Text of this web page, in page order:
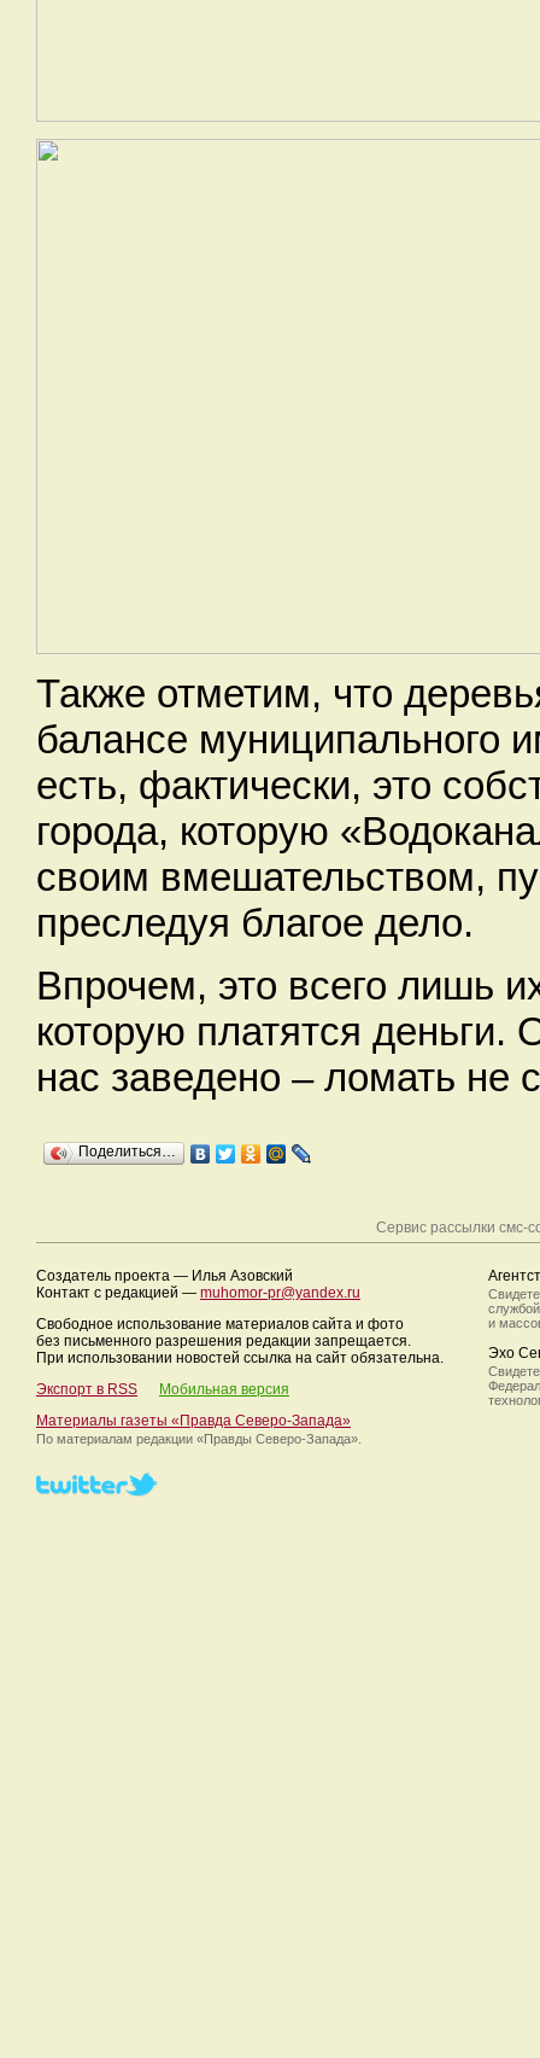
Также отметим, что
балансе муниципального
есть, фактически, это
города, которую
своим вмешательством,
преследуя благое дело.
Впрочем, это всего лишь
которую платятся деньги.
нас заведено – ломать не
Поделиться…
Сервис рассылки смс-
Создатель проекта — Илья Азовский
Контакт с редакцией — muhomor-pr@yandex.ru
Свободное использование материалов сайта и фото
без письменного разрешения редакции запрещается.
При использовании новостей ссылка на сайт обязательна.
Экспорт в RSS
Мобильная версия
Материалы газеты «Правда Северо-Запада»
По материалам редакции «Правды Северо-Запада».
и
Эхо